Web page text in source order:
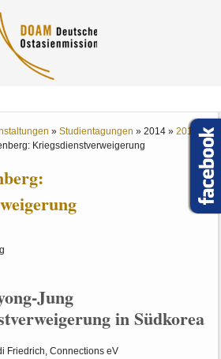
»Studientagungen »2014 »2014
Kriegsdienstverweigerung
Jung
in Südkorea
Friedrich, Connections eV